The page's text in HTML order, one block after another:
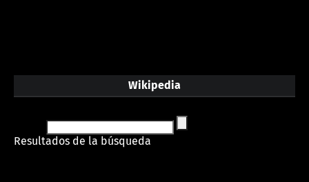
Wikipedia
Resultados de la búsqueda